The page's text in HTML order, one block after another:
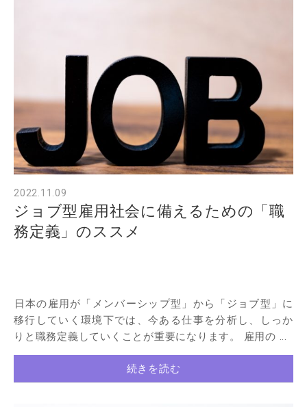
2022.11.09
ジョブ型雇用社会に備えるための「職
務定義」のススメ
日本の雇用が「メンバーシップ型」から「ジョブ型」に
移行していく環境下では、今ある仕事を分析し、しっか
りと職務定義していくことが重要になります。 雇用の ...
続きを読む